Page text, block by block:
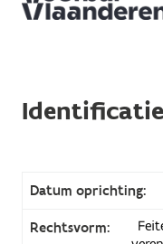
Datum oprichting:
Rechtsvorm: